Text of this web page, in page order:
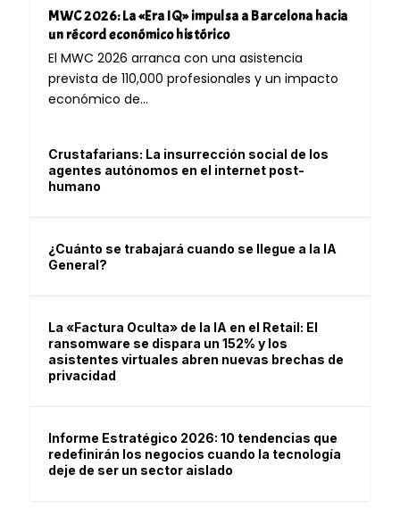
MWC 2026: La «Era IQ» impulsa a Barcelona hacia
un récord económico histórico
El MWC 2026 arranca con una asistencia
prevista de 110,000 profesionales y un impacto
económico de...
Crustafarians: La insurrección social de los
agentes autónomos en el internet post-
humano
¿Cuánto se trabajará cuando se llegue a la IA
General?
La «Factura Oculta» de la IA en el Retail: El
ransomware se dispara un 152% y los
asistentes virtuales abren nuevas brechas de
privacidad
Informe Estratégico 2026: 10 tendencias que
redefinirán los negocios cuando la tecnología
deje de ser un sector aislado